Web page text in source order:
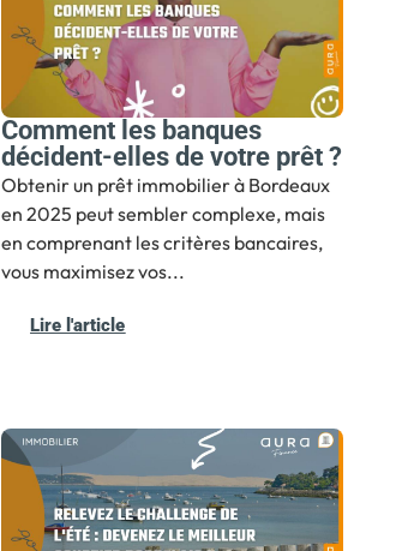
Comment les banques
décident-elles de votre prêt ?
Obtenir un prêt immobilier à Bordeaux
en 2025 peut sembler complexe, mais
en comprenant les critères bancaires,
vous maximisez vos...
Lire l'article